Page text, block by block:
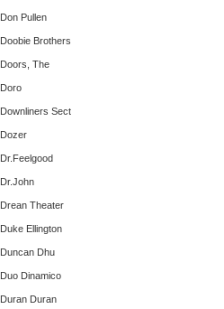
Don Pullen
Doobie Brothers
Doors, The
Doro
Downliners Sect
Dozer
Dr.Feelgood
Dr.John
Drean Theater
Duke Ellington
Duncan Dhu
Duo Dinamico
Duran Duran